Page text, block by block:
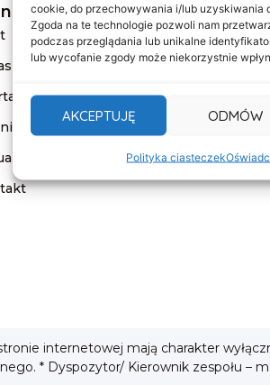
cookie, do przechowywania i/lub uzyskiwania
Zgoda na te technologie pozwoli nam
podczas przeglądania lub unikalne
lub wycofanie zgody może niekorzystnie
AKCEPTUJĘ ODMÓW
Polityka ciasteczek
Informacje
Deklaracja
Klauzula
Polityka
Cookies
internetowej mają charakter
* Dyspozytor/ Kierownik zespołu –